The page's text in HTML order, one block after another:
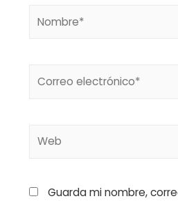
electrónico*
Guarda mi nombre,